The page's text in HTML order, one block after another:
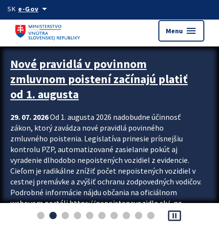
Preskocit na hlavný obsah
SK e-Govarrow_drop_down
Menu menu
Zastavit automatický posun upútavok
Nové pravidlá v povinnom
zmluvnom poistení začínajú platiť
od 1. augusta
29. 07. 2026Od 1. augusta 2026 nadobudne účinnosť
zákon, ktorý zavádza nové pravidlá povinného
zmluvného poistenia. Legislatíva prinesie prísnejšiu
kontrolu PZP, automatizované zasielanie pokút aj
vyradenie dlhodobo nepoistených vozidiel z evidencie.
Cieľom je radikálne znížiť počet nepoistených vozidiel v
cestnej premávke a zvýšiť ochranu zodpovedných vodičov.
Podrobné informácie nájdu občania na oficiálnom
webovom portáli https://nepoistenevozidlo.sk/, na
ktorom od augusta pribudne aj možnosť overiť si...
pause_presentation